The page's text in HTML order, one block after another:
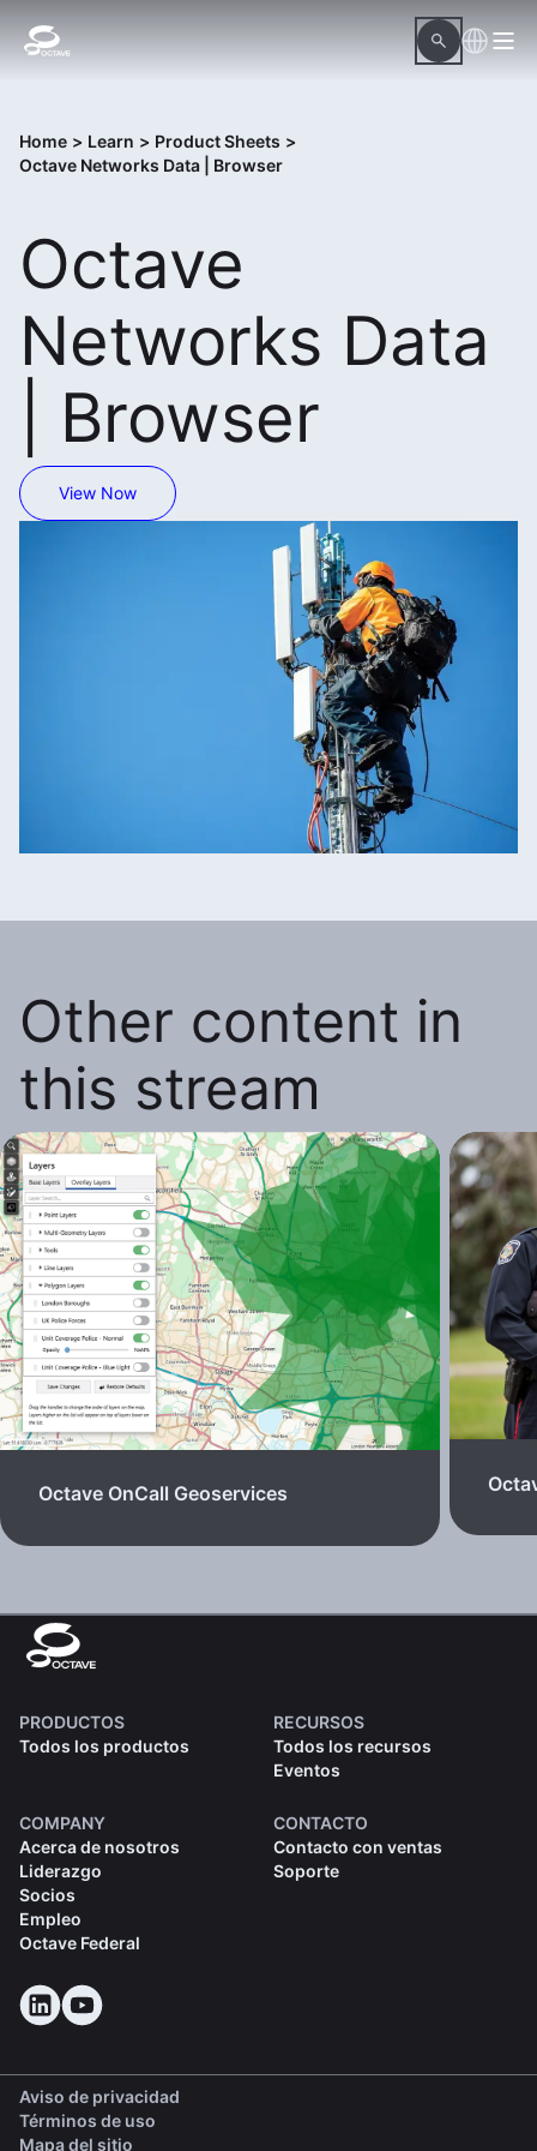
Home > Learn > Product Sheets >
Octave Networks Data | Browser
Octave
Networks Data
| Browser
View Now
Other content in
this stream
Octave OnCall Geoservices
PRODUCTOS
Todos los productos
RECURSOS
Todos los recursos
Eventos
COMPANY
Acerca de nosotros
Liderazgo
Socios
Empleo
Octave Federal
CONTACTO
Contacto con ventas
Soporte
Aviso de privacidad
Términos de uso
Mapa del sitio